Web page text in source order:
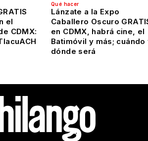
el
CDMX:
Qué hacer
Lánzate a la Expo
Caballero Oscuro
en CDMX, habrá cine, el
Batimóvil y más; cuándo
dónde será